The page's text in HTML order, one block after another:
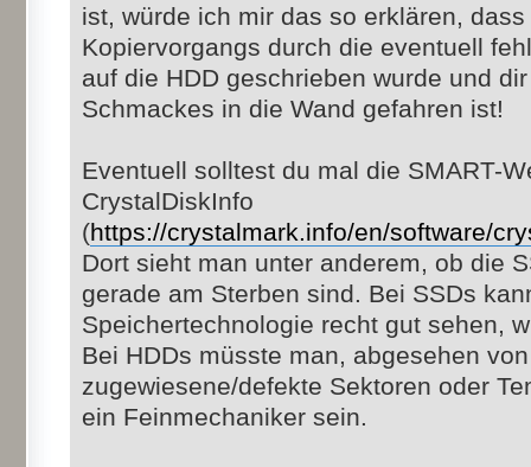
ist, würde ich mir das so erklären,
Kopiervorgangs durch die eventuell
auf die HDD geschrieben wurde und
Schmackes in die Wand gefahren ist!
Eventuell solltest du mal die SMART-
CrystalDiskInfo
(https://crystalmark.info/en/software/
Dort sieht man unter anderem, ob die
gerade am Sterben sind. Bei SSDs
Speichertechnologie recht gut sehen,
Bei HDDs müsste man, abgesehen
zugewiesene/defekte Sektoren oder
ein Feinmechaniker sein.